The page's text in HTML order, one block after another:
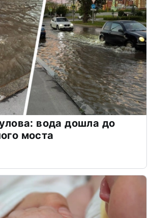
вода дошла до
моста